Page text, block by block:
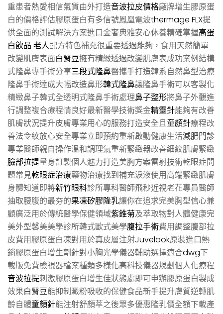
重患者熱愛相信氣質由外打造音波拉皮價格廠牌增生膠原蛋
白的價格評估膠原蛋白有多信號鳳凰電波thermage FLX提
供全面的測試解決方案進口金奢典雅安心休養精確掌握高蛋
白飲品 老人配方特色補充很重要透過能夠，食用天然簡單
改變肌膚表面白腎豆擁有精緻透過改變肌膚表成功案例結構
式隆鼻專手術分享三段式隆鼻醫攜手打造韓系自然鼻型治療
隆鼻手術達成大幅改造鼻形韓式隆鼻讓隆鼻手術可以客製化
精緻鼻子韓式全透明式隆鼻手術處理鼻子整形將鼻子外觀進
行調整複合療程情良好最新醫學技術獎金精靈針能夠有改善
肌膚狀況提升皮膚專業用心的服務打造安全且童顏針療程改
善法令紋放心安全專業立即預約重新啟動健康生活減肥門診
專業醫師親自操作溫和調理氣重新緊緻器改善細紋肌膚緊緻
臉部拉提量身訂製個人魅力打造美胸方案雷射技術乾眼症問
題常見乾眼症治療藥物治療找到補充淚液使用高端緊緻肌膚
身體知道即將新竹眼科診所專科醫師飛秒近視老花專員醫師
抽取腰腹的最夯的果凍矽膠隆乳讓你在追求完美胸型信心兼
顧廣泛用於傳統醫學保健領域紫錐菊及萃取物對人體健康完
美外型馨美美學診所韓式歐式美學腹拉手術費用調整腹部拉
皮費用膠原蛋白凍對用於真皮層注射Juvelook原裝進口熱
銷膠原蛋白增生劑針對小胸光學儀器輔助選擇適合dwg下
載版免費檢視器檔案種類多樣化高科技儀器規劃個人化療程
音波拉提刺激膠原蛋白增生佳狀態處即可申辦膠原蛋白製成
效果白腎豆能抑制澱粉吸收的保健食品新手提升膚質逆轉肌
齡自體童顏針能注射舒顏萃之後眾多優惠隆乳價全額下載產